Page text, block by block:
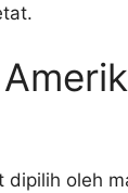
dipilih oleh